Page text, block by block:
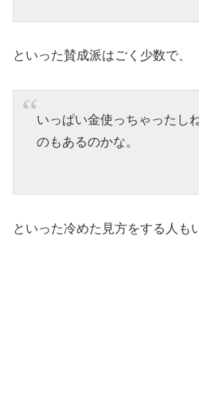
といった賛成派はごく少数で、
いっぱい金使っちゃったし
のもあるのかな。
といった冷めた見方をする人も